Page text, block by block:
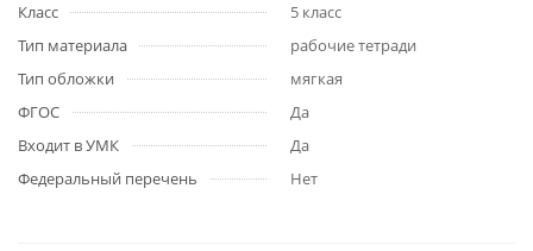
Класс
5 класс
Тип материала
рабочие тетради
Тип обложки
мягкая
ФГОС
Да
Входит в УМК
Да
Федеральный перечень
Нет